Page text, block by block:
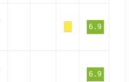
6.9
6.9